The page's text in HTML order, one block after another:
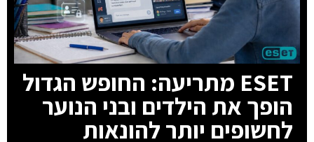
ESET מתריעה: החופש הגדול
הופך את הילדים ובני הנוער
לחשופים יותר להונאות